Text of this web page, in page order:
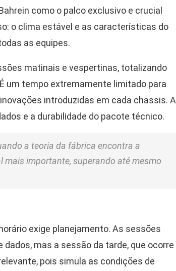
como o palco exclusivo e crucial
o clima estável e as características do
as equipes.
matinais e vespertinas, totalizando
um tempo extremamente limitado para
introduzidas em cada chassis. A
e a durabilidade do pacote técnico.
a teoria da fábrica encontra a
importante, superando até mesmo
exige planejamento. As sessões
mas a sessão da tarde, que ocorre
pois simula as condições de